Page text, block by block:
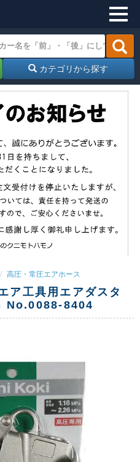
カテゴリから探す
高圧・常圧エアホース
ア工具用エアダスタ
No.0088-8404